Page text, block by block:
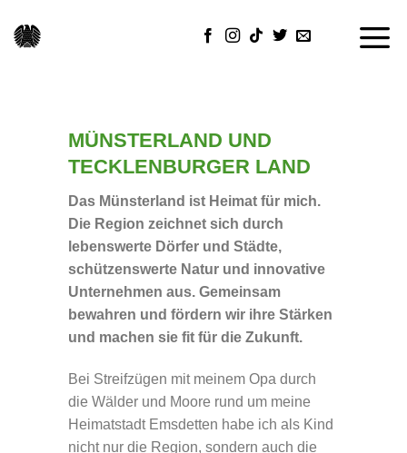
MÜNSTERLAND UND
TECKLENBURGER LAND
Das Münsterland ist Heimat für mich.
Die Region zeichnet sich durch
lebenswerte Dörfer und Städte,
schützenswerte Natur und innovative
Unternehmen aus. Gemeinsam
bewahren und fördern wir ihre Stärken
und machen sie fit für die Zukunft.
Bei Streifzügen mit meinem Opa durch
die Wälder und Moore rund um meine
Heimatstadt Emsdetten habe ich als Kind
nicht nur die Region, sondern auch die